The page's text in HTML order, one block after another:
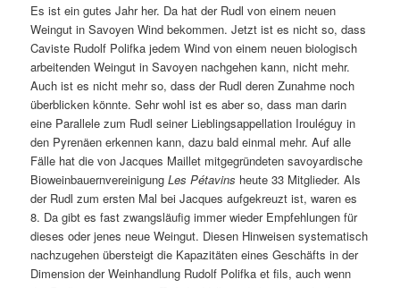
Es ist ein gutes Jahr her. Da hat der Rudl von einem neuen
Weingut in Savoyen Wind bekommen. Jetzt ist es nicht so, dass
Caviste Rudolf Polifka jedem Wind von einem neuen biologisch
arbeitenden Weingut in Savoyen nachgehen kann, nicht mehr.
Auch ist es nicht mehr so, dass der Rudl deren Zunahme noch
überblicken könnte. Sehr wohl ist es aber so, dass man darin
eine Parallele zum Rudl seiner Lieblingsappellation Irouléguy in
den Pyrenäen erkennen kann, dazu bald einmal mehr. Auf alle
Fälle hat die von Jacques Maillet mitgegründeten savoyardische
BioweinbauernvereinigungLes Pétavins heute 33 Mitglieder. Als
der Rudl zum ersten Mal bei Jacques aufgekreuzt ist, waren es
8. Da gibt es fast zwangsläufig immer wieder Empfehlungen für
dieses oder jenes neue Weingut. Diesen Hinweisen systematisch
nachzugehen übersteigt die Kapazitäten eines Geschäfts in der
Dimension der Weinhandlung Rudolf Polifka et fils, auch wenn